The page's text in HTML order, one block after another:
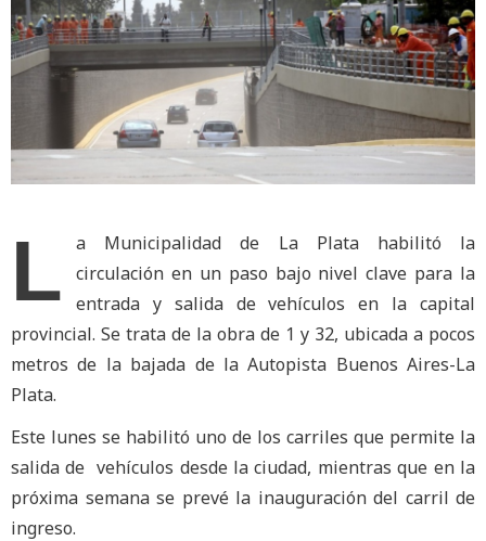
L
a Municipalidad de La Plata habilitó la
circulación en un paso bajo nivel clave para la
entrada y salida de vehículos en la capital
provincial. Se trata de la obra de 1 y 32, ubicada a pocos
metros de la bajada de la Autopista Buenos Aires-La
Plata.
Este lunes se habilitó uno de los carriles que permite la
salida de vehículos desde la ciudad, mientras que en la
próxima semana se prevé la inauguración del carril de
ingreso.